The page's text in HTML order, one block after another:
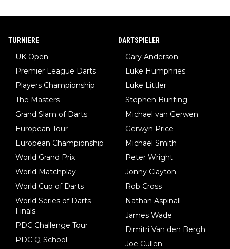
TURNIERE
UK Open
Premier League Darts
Players Championship
The Masters
Grand Slam of Darts
European Tour
European Championship
World Grand Prix
World Matchplay
World Cup of Darts
World Series of Darts
Finals
PDC Challenge Tour
PDC Q-School
DARTSPIELER
Gary Anderson
Luke Humphries
Luke Littler
Stephen Bunting
Michael van Gerwen
Gerwyn Price
Michael Smith
Peter Wright
Jonny Clayton
Rob Cross
Nathan Aspinall
James Wade
Dimitri Van den Bergh
Joe Cullen